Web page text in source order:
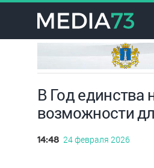
В Год единства
возможности
14:48 24 февраля 2026